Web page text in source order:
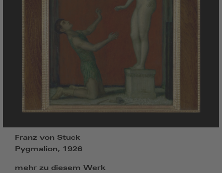
Franz von Stuck
Pygmalion, 1926
mehr zu diesem Werk